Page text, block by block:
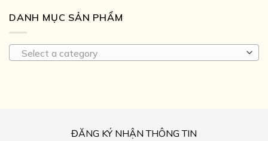
DANH MỤC SẢN PHẨM
Select a category
ĐĂNG KÝ NHẬN THÔNG TIN